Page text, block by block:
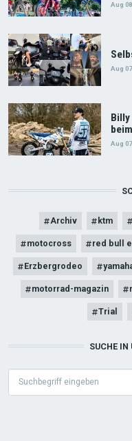
Aug
Aug
Aug
Archiv ktm
motocross red bull
Erzbergrodeo
motorrad-magazin
Trial
SUCHE IN